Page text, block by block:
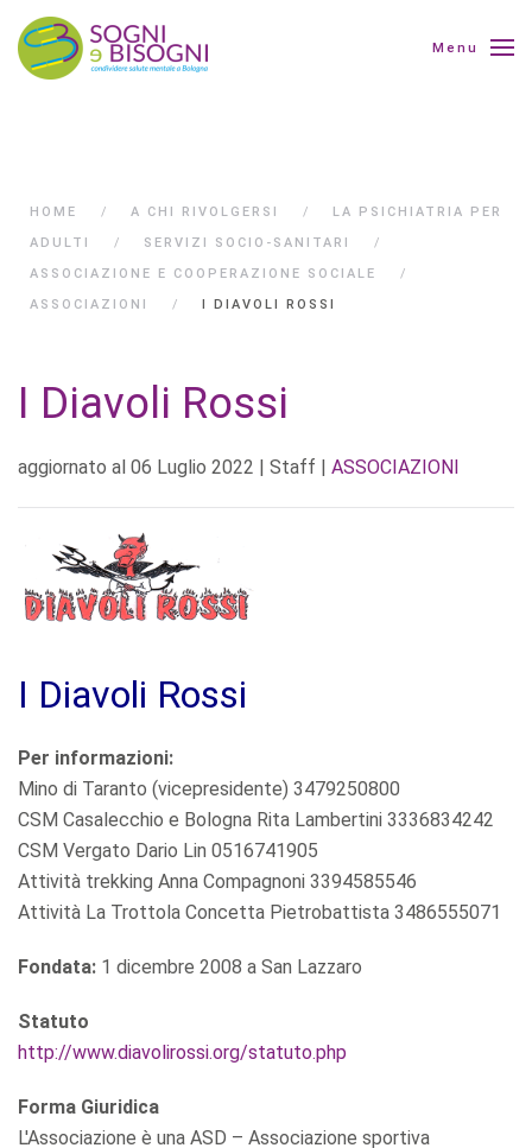
Menu
HOME A CHI RIVOLGERSI
LA PSICHIATRIA PER
ADULTI
SERVIZI SOCIO-SANITARI
ASSOCIAZIONE E COOPERAZIONE SOCIALE
ASSOCIAZIONI
I DIAVOLI ROSSI
I Diavoli Rossi
aggiornato al 06 Luglio 2022 | Staff | ASSOCIAZIONI
I Diavoli Rossi
Per informazioni:
Mino di Taranto (vicepresidente) 3479250800
CSM Casalecchio e Bologna Rita Lambertini 3336834242
CSM Vergato Dario Lin 0516741905
Attività trekking Anna Compagnoni 3394585546
Attività La Trottola Concetta Pietrobattista 3486555071
Fondata: 1 dicembre 2008 a San Lazzaro
Statuto
http://www.diavolirossi.org/statuto.php
Forma Giuridica
L'Associazione è una ASD – Associazione sportiva